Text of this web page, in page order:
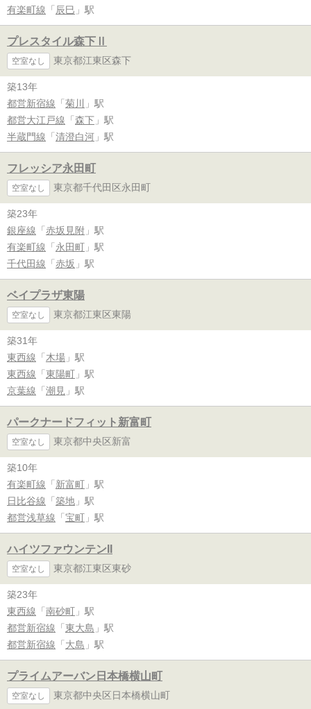
有楽町線 「 辰巳 」駅
プレスタイル森下Ⅱ
空室なし 東京都江東区森下
築13年
都営新宿線 「 菊川
」駅
都営大江戸線 「 森下 」駅
半蔵門線 「 清澄白河 」駅
フレッシア永田町
空室なし 東京都千代田区永田町
築23年
銀座線 「 赤坂見附 」駅
有楽町線 「 永田町 」駅
千代田線 「 赤坂 」駅
ベイプラザ東陽
空室なし 東京都江東区東陽
築31年
東西線 「 木場 」駅
東西線 「 東陽町 」駅
京葉線 「 潮見 」駅
パークナードフィット新富町
空室なし 東京都中央区新富
築10年
有楽町線 「 新富町 」駅
日比谷線 「 築地 」駅
都営浅草線 「 宝町 」駅
ハイツファウンテンII
空室なし 東京都江東区東砂
築23年
東西線 「 南砂町 」駅
都営新宿線 「 東大島 」駅
都営新宿線 「 大島 」駅
プライムアーバン日本橋横山町
空室なし 東京都中央区日本橋横山町